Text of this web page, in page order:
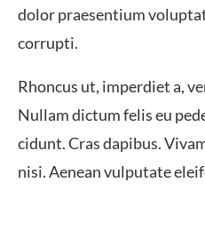
dolor praesentium
corrupti.
Rhoncus ut, imperdiet a,
Nullam dictum felis eu
cidunt. Cras dapibus.
nisi. Aenean vulputate